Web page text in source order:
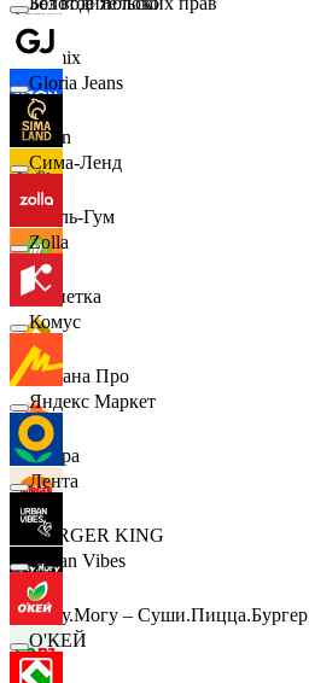
Demix
Ozon
Бубль-Гум
Монетка
Лемана Про
7 утра
BURGER KING
Хочу.Могу – Суши.Пицца.Бургер
Gloria Jeans
Сима-Ленд
Zolla
Комус
Яндекс Маркет
Лента
Urban Vibes
О'КЕЙ